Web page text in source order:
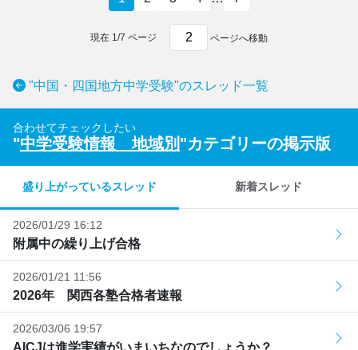
現在 1 /7 ページ ページへ移動
"中国・四国地方中学受験"のスレッド一覧
合わせてチェックしたい
"中学受験情報 地域別 "カテゴリーの掲示版
盛り上がっているスレッド 新着スレッド
2026/01/29 16:12
附属中の繰り上げ合格
2026/01/21 11:56
2026年 関西各塾合格者速報
2026/03/06 19:57
AICJは進学実績がいまいちなのでしょうか？